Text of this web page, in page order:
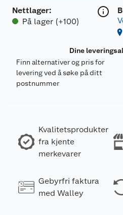
Nettlager:
På lager (+100)
Dine
Finn alternativer og pris for
levering ved å søke på ditt
postnummer
Kvalitetsprodukter
fra kjente
merkevarer
Gebyrfri faktura
med Walley